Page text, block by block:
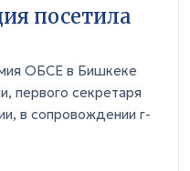
посетила
ОБСЕ в Бишкеке
первого секретаря
в сопровождении г-